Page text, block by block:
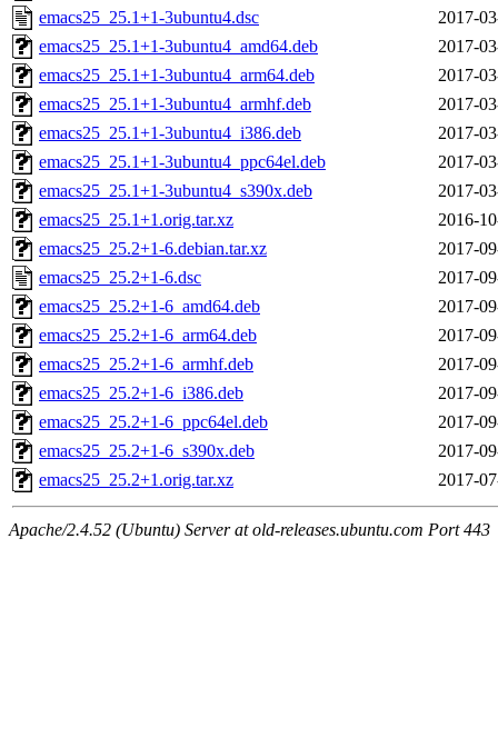
emacs25_25.1+1-3ubuntu4.dsc
2017-
emacs25_25.1+1-3ubuntu4_amd64.deb
2017-
emacs25_25.1+1-3ubuntu4_arm64.deb
2017-
emacs25_25.1+1-3ubuntu4_armhf.deb
2017-
emacs25_25.1+1-3ubuntu4_i386.deb
2017-
emacs25_25.1+1-3ubuntu4_ppc64el.deb
2017-
emacs25_25.1+1-3ubuntu4_s390x.deb
2017-
emacs25_25.1+1.orig.tar.xz
2016-
emacs25_25.2+1-6.debian.tar.xz
2017-
emacs25_25.2+1-6.dsc
2017-
emacs25_25.2+1-6_amd64.deb
2017-
emacs25_25.2+1-6_arm64.deb
2017-
emacs25_25.2+1-6_armhf.deb
2017-
emacs25_25.2+1-6_i386.deb
2017-
emacs25_25.2+1-6_ppc64el.deb
2017-
emacs25_25.2+1-6_s390x.deb
2017-
emacs25_25.2+1.orig.tar.xz
2017-
Apache/2.4.52 (Ubuntu) Server at old-releases.ubuntu.com Port 443